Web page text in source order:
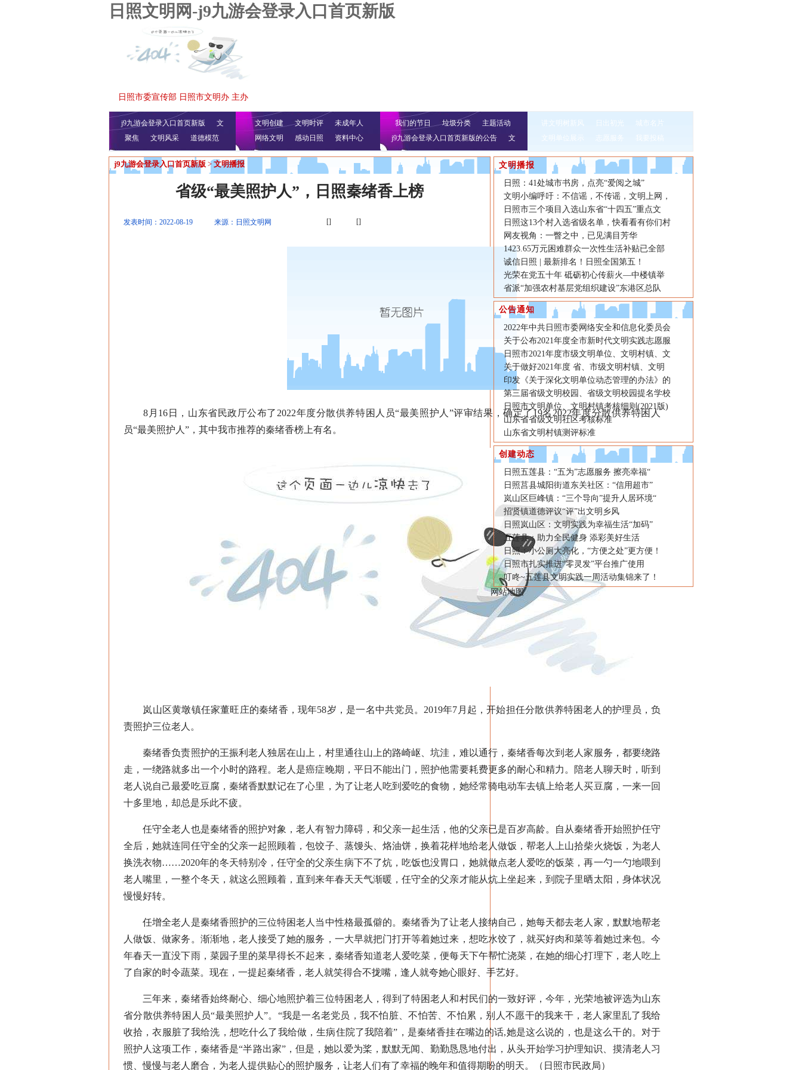
日照文明网-j9九游会登录入口首页新版
日照市委宣传部 日照市文明办 主办
j9九游会登录入口首页新版
文
明播报
公益视频
聚焦 文明风采 道德模范
文明创建 文明时评
未成年人
网络文明
感动日照 资料中心
我们的节日 垃圾分类
主题活动
j9九游会登录入口首页新版的公告
文
明行动
讲文明树新风 日出初光
城市名片
文明单位展示
志愿服务 我要投稿
j9九游会登录入口首页新版 > 文明播报
省级“最美照护人”，日照秦绪香上榜
发表时间：2022-08-19 来源：日照文明网 [] []
8月16日，山东省民政厅公布了2022年度分散供养特困人员“最美照护人”评审结果，确定了19名2022年度分散供养特困人
员“最美照护人”，其中我市推荐的秦绪香榜上有名。
岚山区黄墩镇任家董旺庄的秦绪香，现年58岁，是一名中共党员。2019年7月起，开始担任分散供养特困老人的护理员，负
责照护三位老人。
秦绪香负责照护的王振利老人独居在山上，村里通往山上的路崎岖、坑洼，难以通行，秦绪香每次到老人家服务，都要绕路
走，一绕路就多出一个小时的路程。老人是癌症晚期，平日不能出门，照护他需要耗费更多的耐心和精力。陪老人聊天时，听到
老人说自己最爱吃豆腐，秦绪香默默记在了心里，为了让老人吃到爱吃的食物，她经常骑电动车去镇上给老人买豆腐，一来一回
十多里地，却总是乐此不疲。
任守全老人也是秦绪香的照护对象，老人有智力障碍，和父亲一起生活，他的父亲已是百岁高龄。自从秦绪香开始照护任守
全后，她就连同任守全的父亲一起照顾着，包饺子、蒸馒头、烙油饼，换着花样地给老人做饭，帮老人上山拾柴火烧饭，为老人
换洗衣物……2020年的冬天特别冷，任守全的父亲生病下不了炕，吃饭也没胃口，她就做点老人爱吃的饭菜，再一勺一勺地喂到
老人嘴里，一整个冬天，就这么照顾着，直到来年春天天气渐暖，任守全的父亲才能从炕上坐起来，到院子里晒太阳，身体状况
慢慢好转。
任增全老人是秦绪香照护的三位特困老人当中性格最孤僻的。秦绪香为了让老人接纳自己，她每天都去老人家，默默地帮老
人做饭、做家务。渐渐地，老人接受了她的服务，一大早就把门打开等着她过来，想吃水饺了，就买好肉和菜等着她过来包。今
年春天一直没下雨，菜园子里的菜旱得长不起来，秦绪香知道老人爱吃菜，便每天下午帮忙浇菜，在她的细心打理下，老人吃上
了自家的时令蔬菜。现在，一提起秦绪香，老人就笑得合不拢嘴，逢人就夸她心眼好、手艺好。
三年来，秦绪香始终耐心、细心地照护着三位特困老人，得到了特困老人和村民们的一致好评，今年，光荣地被评选为山东
省分散供养特困人员“最美照护人”。“我是一名老党员，我不怕脏、不怕苦、不怕累，别人不愿干的我来干，老人家里乱了我给
收拾，衣服脏了我给洗，想吃什么了我给做，生病住院了我陪着”，是秦绪香挂在嘴边的话,她是这么说的，也是这么干的。对于
照护人这项工作，秦绪香是“半路出家”，但是，她以爱为桨，默默无闻、勤勤恳恳地付出，从头开始学习护理知识、摸清老人习
惯、慢慢与老人磨合，为老人提供贴心的照护服务，让老人们有了幸福的晚年和值得期盼的明天。（日照市民政局）
文明播报
日照：41处城市书房，点亮“爱阅之城”
文明小编呼吁：不信谣，不传谣，文明上网，
日照市三个项目入选山东省“十四五”重点文
日照这13个村入选省级名单，快看看有你们村
网友视角：一瞥之中，已见满目芳华
1423.65万元困难群众一次性生活补贴已全部
诚信日照 | 最新排名！日照全国第五！
光荣在党五十年 砥砺初心传薪火—中楼镇举
省派“加强农村基层党组织建设”东港区总队
公告通知
2022年中共日照市委网络安全和信息化委员会
关于公布2021年度全市新时代文明实践志愿服
日照市2021年度市级文明单位、文明村镇、文
关于做好2021年度 省、市级文明村镇、文明
印发《关于深化文明单位动态管理的办法》的
第三届省级文明校园、省级文明校园提名学校
日照市文明单位、文明村镇考核细则(2021版)
山东省省级文明社区考核标准
山东省文明村镇测评标准
创建动态
日照五莲县：“五为”志愿服务 擦亮幸福“
日照莒县城阳街道东关社区：“信用超市”
岚山区巨峰镇：“三个导向”提升人居环境“
招贤镇道德评议“评”出文明乡风
日照岚山区：文明实践为幸福生活“加码”
五莲县：助力全民健身 添彩美好生活
日照：小公厕大亮化，“方便之处”更方便！
日照市扎实推进“零灵发”平台推广使用
叮咚~五莲县文明实践一周活动集锦来了！
网站地图